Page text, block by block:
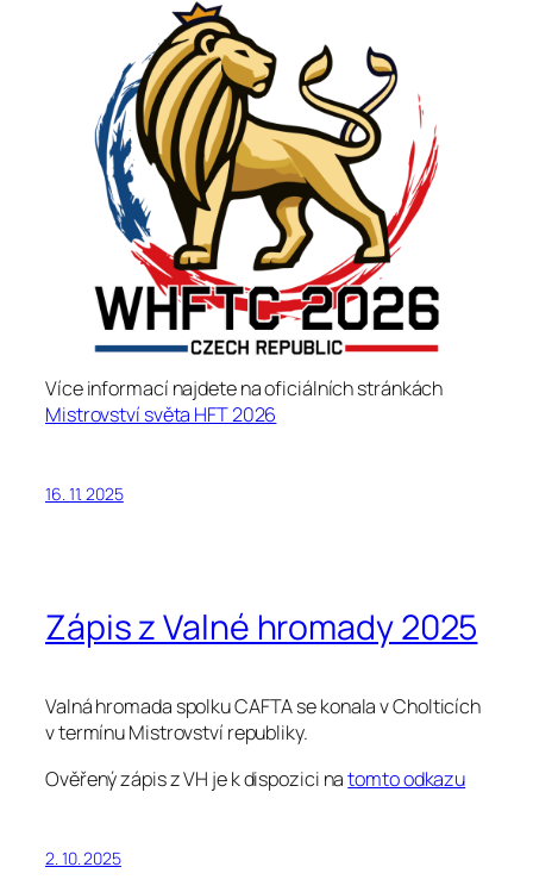
Více informací najdete na oficiálních stránkách
Mistrovství světa HFT 2026
16. 11. 2025
Zápis z Valné hromady 2025
Valná hromada spolku CAFTA se konala v Cholticích
v termínu Mistrovství republiky.
Ověřený zápis z VH je k dispozici natomto odkazu
2. 10. 2025